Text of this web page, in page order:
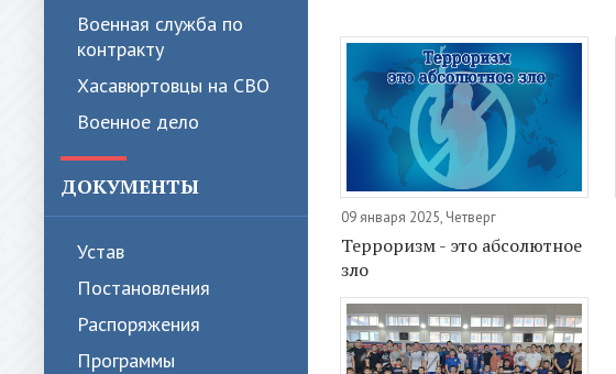
Военная служба по
контракту
Хасавюртовцы на СВО
Военное дело
ДОКУМЕНТЫ
Устав
Постановления
Распоряжения
Программы
09 января 2025, Четверг
Терроризм - это абсолютное
зло